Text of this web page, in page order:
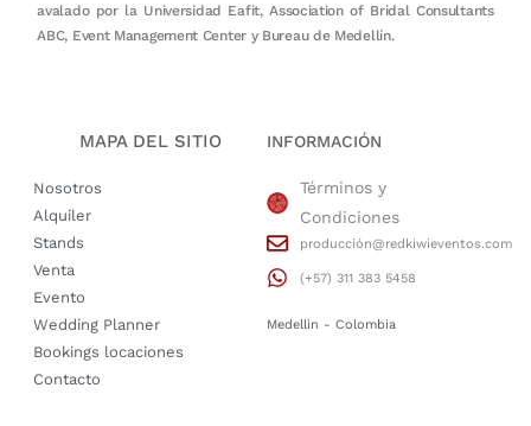
avalado por la Universidad Eafit, Association of Bridal Consultants
ABC, Event Management Center y Bureau de Medellín.
MAPA DEL SITIO
Nosotros
Alquiler
Stands
Venta
Evento
Wedding Planner
Bookings locaciones
Contacto
INFORMACIÓN
Términos y
Condiciones
producción@redkiwieventos.com
(+57) 311 383 5458
Medellin - Colombia